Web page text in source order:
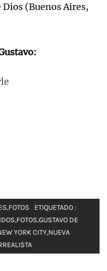
Dios (Buenos Aires,
,FOTOS
ETIQUETADO :
,FOTOS,GUSTAVO DE
YORK CITY,NUEVA